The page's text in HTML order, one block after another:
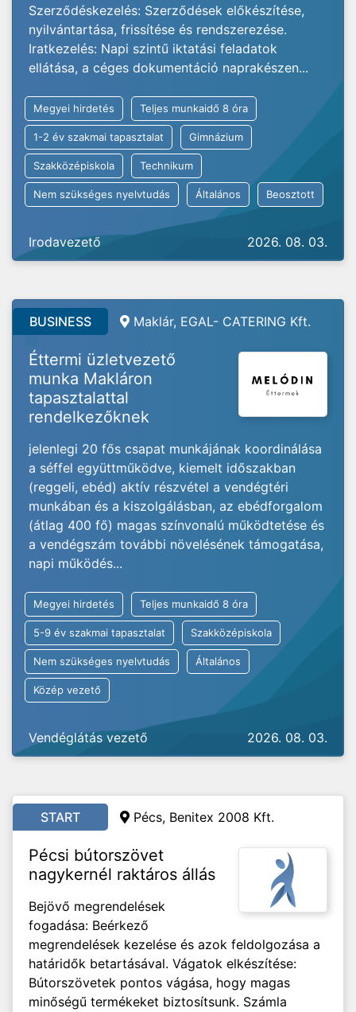
Szerződéskezelés: Szerződések előkészítése,
nyilvántartása, frissítése és rendszerezése.
Iratkezelés: Napi szintű iktatási feladatok
ellátása, a céges dokumentáció naprakészen...
Megyei hirdetés Teljes munkaidő 8 óra
1-2 év szakmai tapasztalat Gimnázium
Szakközépiskola Technikum
Nem szükséges nyelvtudás Általános Beosztott
Irodavezető 2026. 08. 03.
BUSINESS Maklár, EGAL- CATERING Kft.
Éttermi üzletvezető
munka Makláron
tapasztalattal
rendelkezőknek
jelenlegi 20 fős csapat munkájának koordinálása
a séffel együttműködve, kiemelt időszakban
(reggeli, ebéd) aktív részvétel a vendégtéri
munkában és a kiszolgálásban, az ebédforgalom
(átlag 400 fő) magas színvonalú működtetése és
a vendégszám további növelésének támogatása,
napi működés...
Megyei hirdetés Teljes munkaidő 8 óra
5-9 év szakmai tapasztalat Szakközépiskola
Nem szükséges nyelvtudás Általános
Közép vezető
Vendéglátás vezető 2026. 08. 03.
START Pécs, Benitex 2008 Kft.
Pécsi bútorszövet
nagykernél raktáros állás
Bejövő megrendelések
fogadása: Beérkező
megrendelések kezelése és azok feldolgozása a
határidők betartásával. Vágatok elkészítése:
Bútorszövetek pontos vágása, hogy magas
minőségű termékeket biztosítsunk. Számla